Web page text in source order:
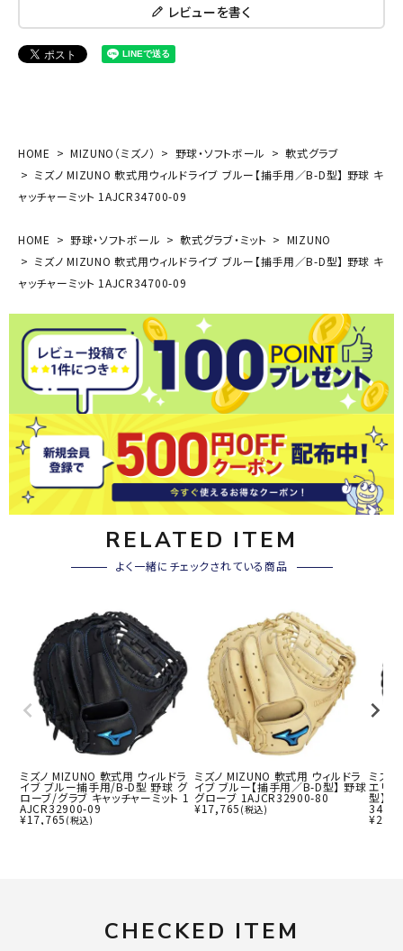
レビューを書く
HOME MIZUNO（ミズノ） 野球・ソフトボール
軟式グラブ
ミズノ MIZUNO 軟式用ウィルドライブ ブルー【捕手用／B-D型】 野球 キ
ャッチャーミット 1AJCR34700-09
HOME 野球・ソフトボール 軟式グラブ・ミット
MIZUNO
ミズノ MIZUNO 軟式用ウィルドライブ ブルー【捕手用／B-D型】 野球 キ
ャッチャーミット 1AJCR34700-09
RELATED ITEM
よく一緒にチェックされている商品
ミズノ MIZUNO 軟式用 ウィルドラ
イブ ブルー捕手用/B-D型 野球 グ
ローブ/グラブ キャッチャーミット 1
AJCR32900-09
¥17,765 (税込)
ミズノ MIZUNO 軟式用 ウィルドラ
イブ ブルー【捕手用／B-D型】 野球
グローブ 1AJCR32900-80
¥17,765 (税込)
ミズ
エリー
型】
¥
CHECKED ITEM